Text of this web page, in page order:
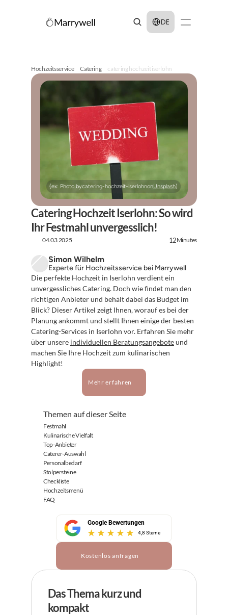
Select Language
DE
Hochzeitsservice Catering catering hochzeit iserlohn
(ex: Photo bycatering-hochzeit-iserlohnonUnsplash)
Catering Hochzeit Iserlohn: So wird
Ihr Festmahl unvergesslich!
04.03.2025 12Minutes
Simon Wilhelm
Experte für Hochzeitsservice bei Marrywell
Die perfekte Hochzeit in Iserlohn verdient ein
unvergessliches Catering. Doch wie findet man den
richtigen Anbieter und behält dabei das Budget im
Blick? Dieser Artikel zeigt Ihnen, worauf es bei der
Planung ankommt und stellt Ihnen einige der besten
Catering-Services in Iserlohn vor. Erfahren Sie mehr
über unsere individuellen Beratungsangebote und
machen Sie Ihre Hochzeit zum kulinarischen
Highlight!
Mehr erfahren
Themen auf dieser Seite
Festmahl
Kulinarische Vielfalt
Top-Anbieter
Caterer-Auswahl
Personalbedarf
Stolpersteine
Checkliste
Hochzeitsmenü
FAQ
Google Bewertungen
4,8 Sterne
Kostenlos anfragen
Das Thema kurz und
kompakt